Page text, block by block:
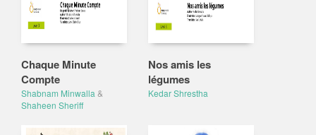
Chaque Minute
Compte
Shabnam Minwalla &
Shaheen Sheriff
Nos amis les
légumes
Kedar Shrestha